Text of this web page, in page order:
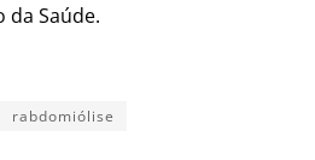
Saúde.
rabdomiólise